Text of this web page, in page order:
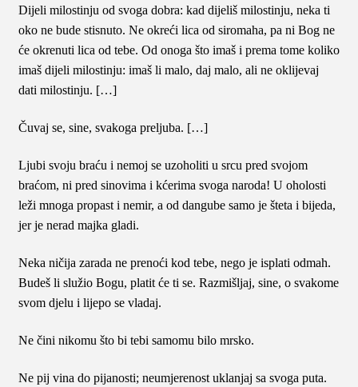
Dijeli milostinju od svoga dobra: kad dijeliš milostinju, neka ti
oko ne bude stisnuto. Ne okreći lica od siromaha, pa ni Bog ne
će okrenuti lica od tebe. Od onoga što imaš i prema tome koliko
imaš dijeli milostinju: imaš li malo, daj malo, ali ne oklijevaj
dati milostinju. […]
Čuvaj se, sine, svakoga preljuba. […]
Ljubi svoju braću i nemoj se uzoholiti u srcu pred svojom
braćom, ni pred sinovima i kćerima svoga naroda! U oholosti
leži mnoga propast i nemir, a od dangube samo je šteta i bijeda,
jer je nerad majka gladi.
Neka ničija zarada ne prenoći kod tebe, nego je isplati odmah.
Budeš li služio Bogu, platit će ti se. Razmišljaj, sine, o svakome
svom djelu i lijepo se vladaj.
Ne čini nikomu što bi tebi samomu bilo mrsko.
Ne pij vina do pijanosti; neumjerenost uklanjaj sa svoga puta.